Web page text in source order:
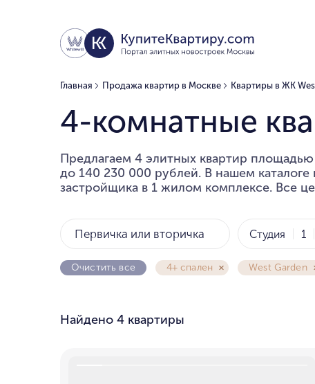
Главная Продажа квартир в Москве Квартиры в ЖК
4-комнатные
Предлагаем 4 элитных квартир
до 140 230 000 рублей. В нашем
застройщика в 1 жилом комплексе. Все
Первичка или вторичка Студия 1
Очистить все 4+ спален West Garden
Найдено 4 квартиры